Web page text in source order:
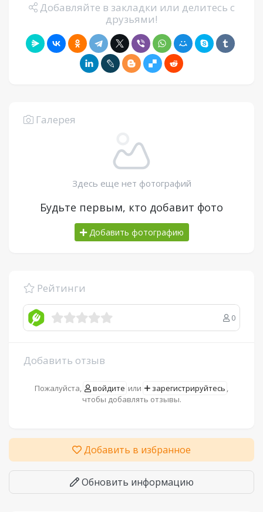
Добавляйте в закладки или делитесь с
друзьями!
Галерея
Здесь еще нет фотографий
Будьте первым, кто добавит фото
Добавить фотографию
Рейтинги
0
Добавить отзыв
Пожалуйста, войдите или зарегистрируйтесь ,
чтобы добавлять отзывы.
Добавить в избранное
Обновить информацию